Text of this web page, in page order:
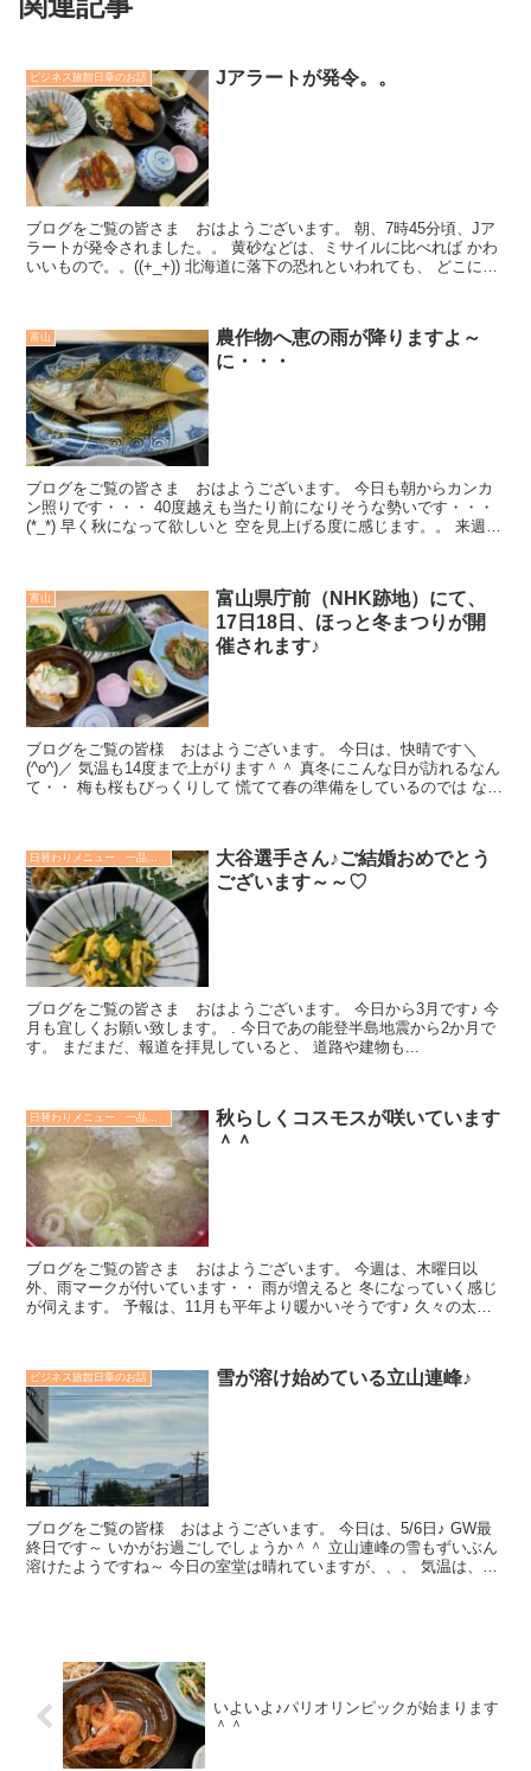
ビジネス旅館日章のお話 Jアラートが発令。。
ブログをご覧の皆さま おはようございます。 朝、7時45分頃、Jア
ラートが発令されました。。 黄砂などは、ミサイルに比べれば かわ
いいもので。。((+_+)) 北海道に落下の恐れといわれても、 どこに
富山
農作物へ恵の雨が降りますよ～
に・・・
ブログをご覧の皆さま おはようございます。 今日も朝からカンカ
ン照りです・・・ 40度越えも当たり前になりそうな勢いです・・・
(*_*) 早く秋になって欲しいと 空を見上げる度に感じます。。 来週
富山
富山県庁前（NHK跡地）にて、
17日18日、ほっと冬まつりが開
催されます♪
ブログをご覧の皆様 おはようございます。 今日は、快晴です＼
(^o^)／ 気温も14度まで上がります＾＾ 真冬にこんな日が訪れるなん
て・・ 梅も桜もびっくりして 慌てて春の準備をしているのでは ない
大谷選手さん♪ご結婚おめでとう
ございます～～♡
ブログをご覧の皆さま おはようございます。 今日から3月です♪ 今
月も宜しくお願い致します。 . 今日であの能登半島地震から2か月で
す。 まだまだ、報道を拝見していると、 道路や建物も...
秋らしくコスモスが咲いています
＾＾
ブログをご覧の皆さま おはようございます。 今週は、木曜日以
外、雨マークが付いています・・ 雨が増えると 冬になっていく感じ
が伺えます。 予報は、11月も平年より暖かいそうです♪ 久々の太陽
ビジネス旅館日章のお話 雪が溶け始めている立山連峰♪
ブログをご覧の皆様 おはようございます。 今日は、5/6日♪ GW最
終日です～ いかがお過ごしでしょうか＾＾ 立山連峰の雪もずいぶん
溶けたようですね～ 今日の室堂は晴れていますが、、、 気温は、－
いよいよ♪パリオリンピックが始まります
＾＾